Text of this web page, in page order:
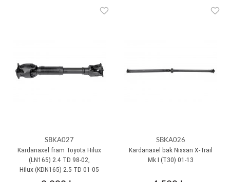
SBKA027
Kardanaxel fram Toyota Hilux
(LN165) 2.4 TD 98-02,
Hilux (KDN165) 2.5 TD 01-05
SBKA026
Kardanaxel bak Nissan X-Trail
Mk I (T30) 01-13